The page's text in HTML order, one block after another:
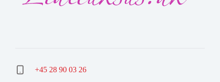
+45 28 90 03 26